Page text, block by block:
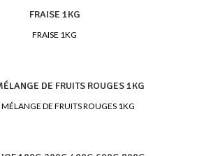
FRAISE 1KG
FRAISE 1KG
DE FRUITS ROUGES 1KG
DE FRUITS ROUGES 1KG